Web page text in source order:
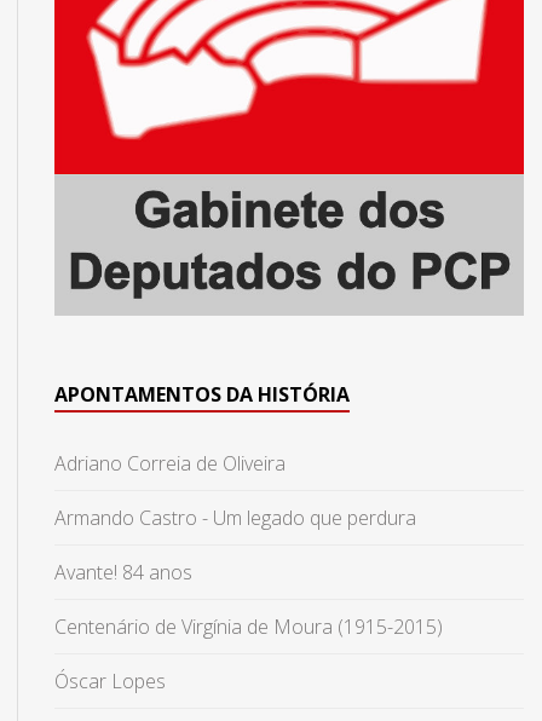
APONTAMENTOS DA HISTÓRIA
Adriano Correia de Oliveira
Armando Castro - Um legado que perdura
Avante! 84 anos
Centenário de Virgínia de Moura (1915-2015)
Óscar Lopes